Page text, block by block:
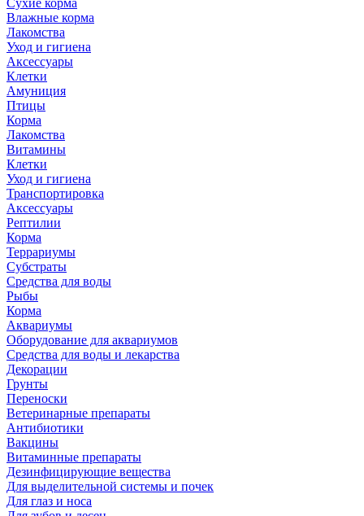
Сухие корма
Влажные корма
Лакомства
Уход и гигиена
Аксессуары
Клетки
Амуниция
Птицы
Корма
Лакомства
Витамины
Клетки
Уход и гигиена
Транспортировка
Аксессуары
Рептилии
Корма
Террариумы
Субстраты
Средства для воды
Рыбы
Корма
Аквариумы
Оборудование для аквариумов
Средства для воды и лекарства
Декорации
Грунты
Переноски
Ветеринарные препараты
Антибиотики
Вакцины
Витаминные препараты
Дезинфицирующие вещества
Для выделительной системы и почек
Для глаз и носа